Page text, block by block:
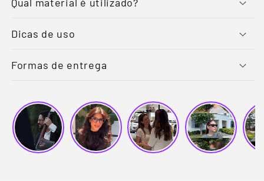
Dicas de uso
Formas de entrega